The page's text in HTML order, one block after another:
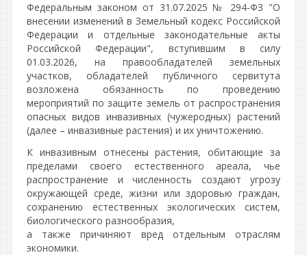
Федеральным законом от 31.07.2025 № 294-ФЗ "О
внесении изменений в Земельный кодекс Российской
Федерации и отдельные законодательные акты
Российской Федерации", вступившим в силу
01.03.2026, на правообладателей земельных
участков, обладателей публичного сервитута
возложена обязанность по проведению
мероприятий по защите земель от распространения
опасных видов инвазивных (чужеродных) растений
(далее – инвазивные растения) и их уничтожению.
К инвазивным отнесены растения, обитающие за
пределами своего естественного ареала, чье
распространение и численность создают угрозу
окружающей среде, жизни или здоровью граждан,
сохранению естественных экологических систем,
биологического разнообразия,
а также причиняют вред отдельным отраслям
экономики.